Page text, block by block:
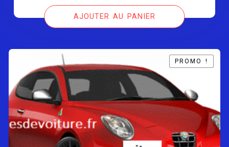
initial
actuel
est :
AJOUTER AU PANIER
PROMO !
PROMO !